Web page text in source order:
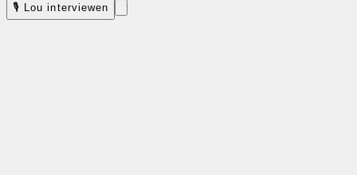
🎙 Lou interviewen